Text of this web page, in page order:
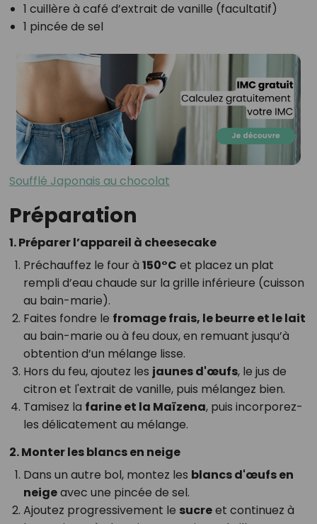
1 cuillère à café d’extrait de vanille (facultatif)
1 pincée de sel
Soufflé Japonais au chocolat
Préparation
1. Préparer l’appareil à cheesecake
Préchauffez le four à 150°C et placez un plat
rempli d’eau chaude sur la grille inférieure (cuisson
au bain-marie).
Faites fondre le fromage frais, le beurre et le lait
au bain-marie ou à feu doux, en remuant jusqu’à
obtention d’un mélange lisse.
Hors du feu, ajoutez les jaunes d'œufs, le jus de
citron et l'extrait de vanille, puis mélangez bien.
Tamisez la farine et la Maïzena, puis incorporez-
les délicatement au mélange.
2. Monter les blancs en neige
Dans un autre bol, montez les blancs d'œufs en
neigeavec une pincée de sel.
Ajoutez progressivement le sucreet continuez à